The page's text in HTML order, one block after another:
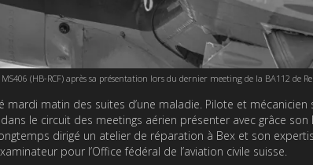
(HB-RCF) après sa présentation lors du dernier meeting de la BA112 de
mardi matin des suites d’une maladie. Pilote et
le circuit des meetings aérien présenter avec grâce son
dirigé un atelier de réparation à Bex et son
pour l’Office fédéral de l’aviation civile suisse.